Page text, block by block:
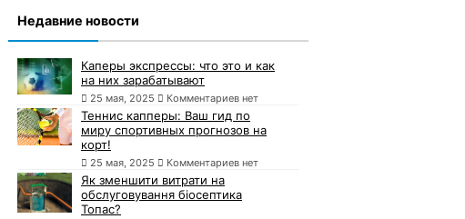
Недавние новости
Каперы экспрессы: что это и как
на них зарабатывают
25 мая, 2025 Комментариев нет
Теннис капперы: Ваш гид по
миру спортивных прогнозов на
корт!
25 мая, 2025 Комментариев нет
Як зменшити витрати на
обслуговування біосептика
Топас?